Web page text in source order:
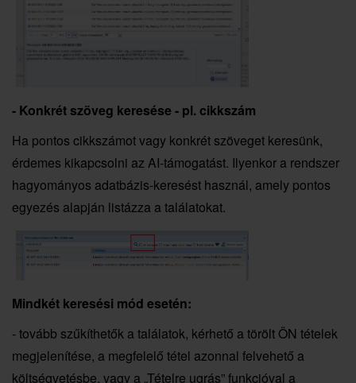
- Konkrét szöveg keresése - pl. cikkszám
Ha pontos cikkszámot vagy konkrét szöveget keresünk,
érdemes kikapcsolni az AI-támogatást. Ilyenkor a rendszer
hagyományos adatbázis-keresést használ, amely pontos
egyezés alapján listázza a találatokat.
Mindkét keresési mód esetén:
- tovább szűkíthetők a találatok, kérhető a törölt ÖN tételek
megjelenítése, a megfelelő tétel azonnal felvehető a
költségvetésbe, vagy a „Tételre ugrás” funkcióval a